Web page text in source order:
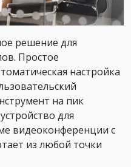
решение для
Простое
настройка
на пик
для
видеоконференции с
из любой точки